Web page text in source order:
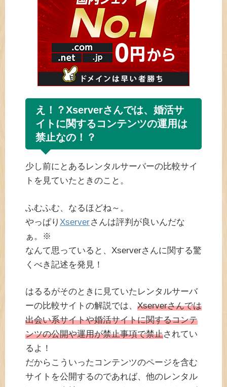
え！？Xserverさんでは、婚活サ
イトに関するコンテンツの運用は
禁止なの！？
少し前にとあるレンタルサーバーの比較サイ
トを見ていたときのこと。
ふむふむ、なるほどね～。
やっぱり Xserverさんは評判が良いんだな
ぁ。※
なんて思っていると、Xserverさんに関する驚
くべき記述を発見！
はるるがそのときに見ていたレンタルサーバ
ーの比較サイトの解説では、 Xserverさんでは
出会い系サイトや婚活サイトに関するコンテ
ンツの公開や運用が禁止事項で禁止されてい
るよ！
だからこういったコンテンツのページを含む
サイトを公開するのであれば、他のレンタル